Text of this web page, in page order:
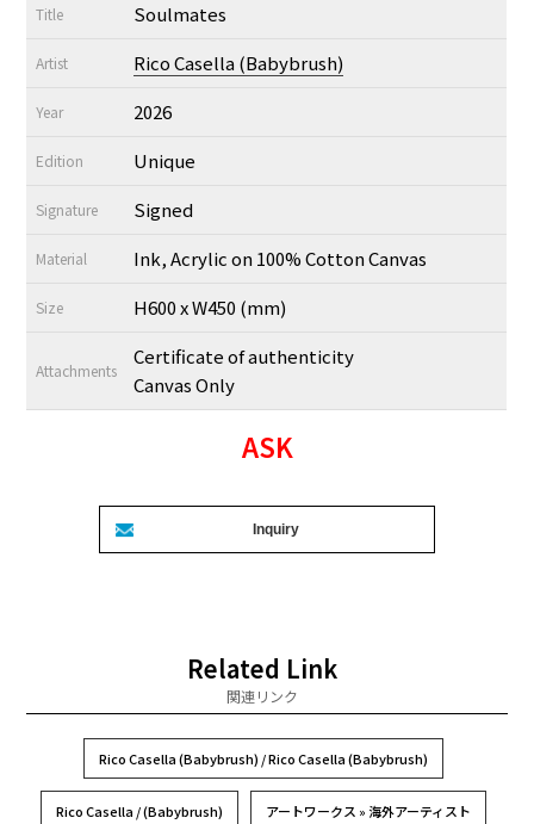
Title Soulmates
Artist Rico Casella (Babybrush)
Year 2026
Edition Unique
Signature Signed
Material Ink, Acrylic on 100% Cotton Canvas
Size H600 x W450 (mm)
Attachments
Certificate of authenticity
Canvas Only
ASK
Related Link
関連リンク
Rico Casella (Babybrush) / Rico Casella (Babybrush)
Rico Casella / (Babybrush) アートワークス » 海外アーティスト